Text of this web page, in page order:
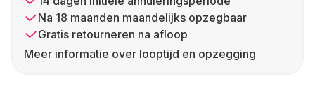
Na 18 maanden maandelijks opzegbaar
Gratis retourneren na afloop
Meer informatie over looptijd en opzegging